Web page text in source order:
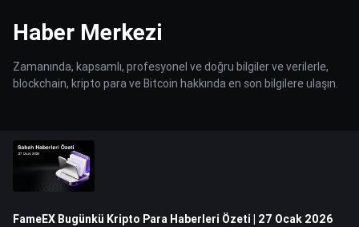
Haber Merkezi
Zamanında, kapsamlı, profesyonel ve doğru bilgiler ve verilerle,
blockchain, kripto para ve Bitcoin hakkında en son bilgilere ulaşın.
FameEX Bugünkü Kripto Para Haberleri Özeti | 27 Ocak 2026